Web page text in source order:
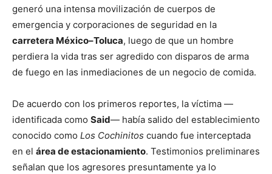
generó una intensa movilización de cuerpos de
emergencia y corporaciones de seguridad en la
carretera México–Toluca, luego de que un hombre
perdiera la vida tras ser agredido con disparos de arma
de fuego en las inmediaciones de un negocio de comida.
De acuerdo con los primeros reportes, la víctima —
identificada como Said— había salido del establecimiento
conocido como Los Cochinitos cuando fue interceptada
en el área de estacionamiento. Testimonios preliminares
señalan que los agresores presuntamente ya lo